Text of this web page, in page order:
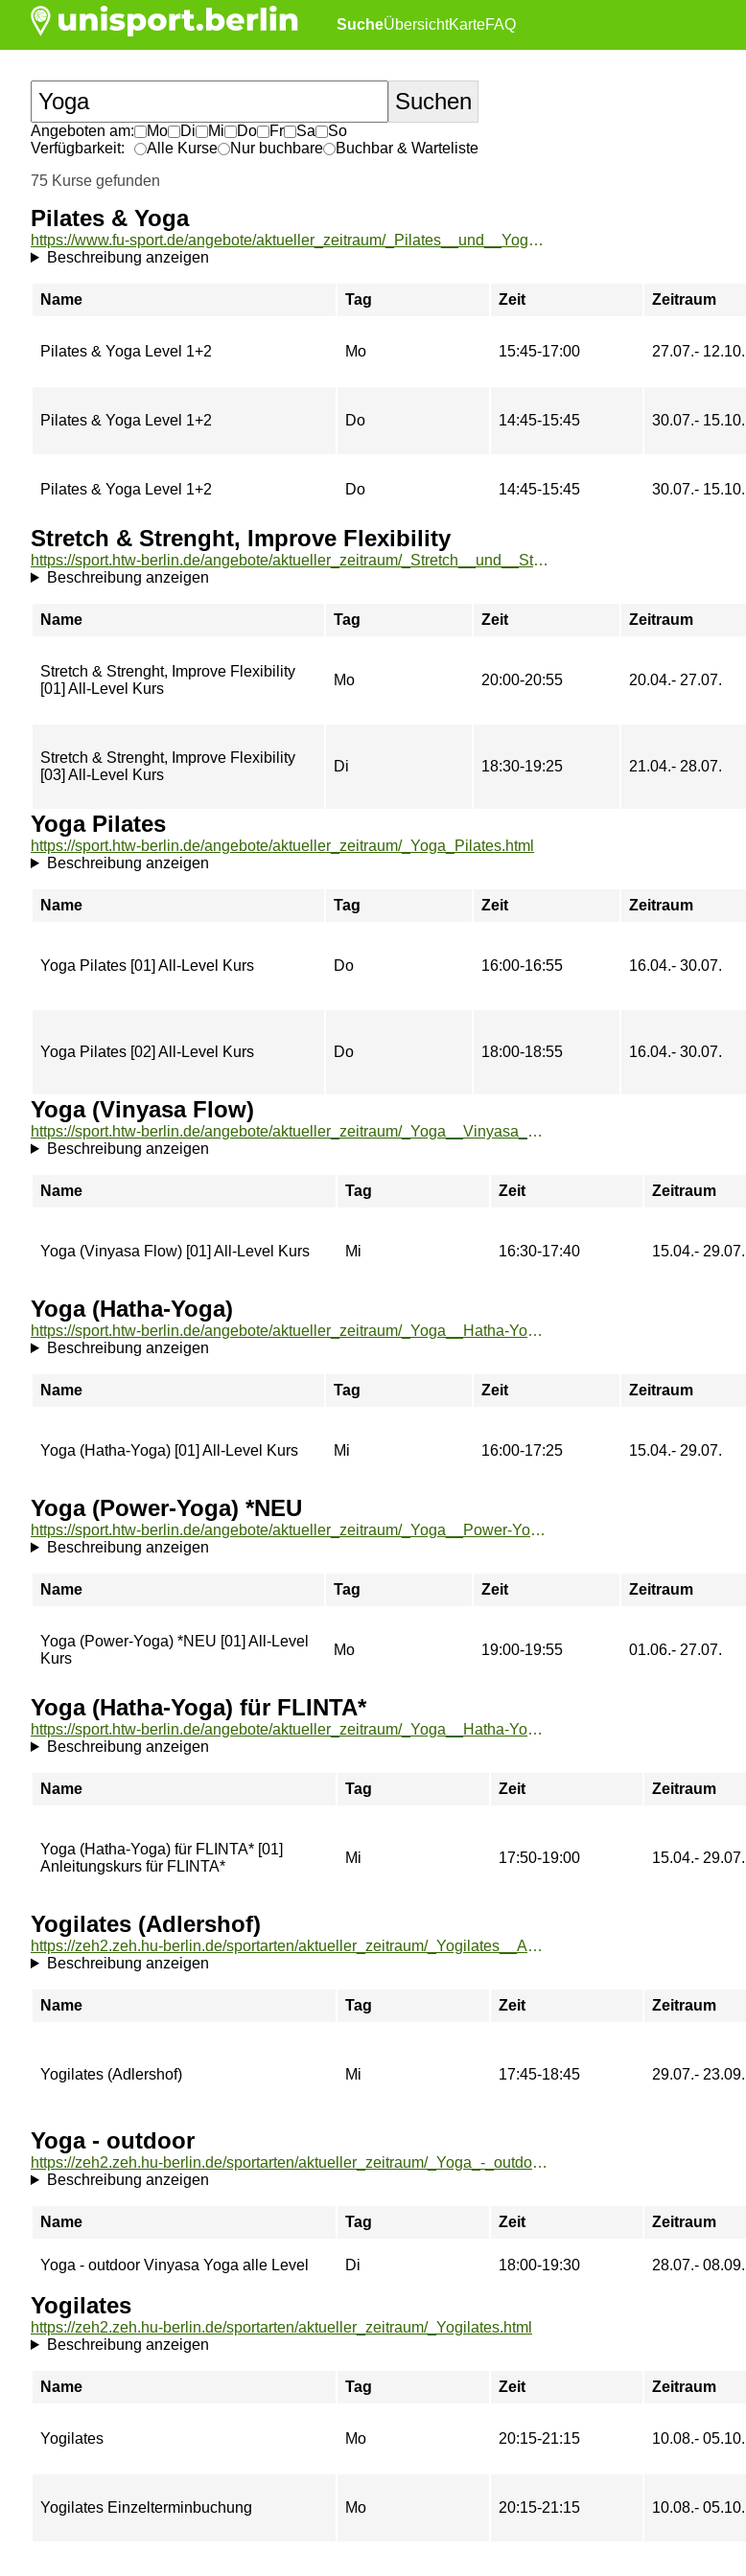
SucheÜbersichtKarteFAQ
Angeboten am: Mo Di Mi Do Fr Sa
So
Verfügbarkeit:
Alle Kurse Nur buchbare
Buchbar & Warteliste
75 Kurse gefunden
Pilates & Yoga
https://www.fu-sport.de/angebote/aktueller_zeitraum/_Pilates__und__Yoga.html
Beschreibung anzeigen
Name Tag Zeit Zeitraum
Pilates & Yoga Level 1+2 Mo 15:45-17:00 27.07.- 12.10.
Pilates & Yoga Level 1+2 Do 14:45-15:45 30.07.- 15.10.
Pilates & Yoga Level 1+2 Do 14:45-15:45 30.07.- 15.10.
Stretch & Strenght, Improve Flexibility
https://sport.htw-berlin.de/angebote/aktueller_zeitraum/_Stretch__und__Strenght__Improve_Flexibility.html
Beschreibung anzeigen
Name Tag Zeit Zeitraum
Stretch & Strenght, Improve Flexibility
[01] All-Level Kurs
Mo 20:00-20:55 20.04.- 27.07.
Stretch & Strenght, Improve Flexibility
[03] All-Level Kurs
Di 18:30-19:25 21.04.- 28.07.
Yoga Pilates
https://sport.htw-berlin.de/angebote/aktueller_zeitraum/_Yoga_Pilates.html
Beschreibung anzeigen
Name Tag Zeit Zeitraum
Yoga Pilates [01] All-Level Kurs Do 16:00-16:55 16.04.- 30.07.
Yoga Pilates [02] All-Level Kurs Do 18:00-18:55 16.04.- 30.07.
Yoga (Vinyasa Flow)
https://sport.htw-berlin.de/angebote/aktueller_zeitraum/_Yoga__Vinyasa_Flow_.html
Beschreibung anzeigen
Name Tag Zeit Zeitraum
Yoga (Vinyasa Flow) [01] All-Level Kurs Mi 16:30-17:40 15.04.- 29.07.
Yoga (Hatha-Yoga)
https://sport.htw-berlin.de/angebote/aktueller_zeitraum/_Yoga__Hatha-Yoga_.html
Beschreibung anzeigen
Name Tag Zeit Zeitraum
Yoga (Hatha-Yoga) [01] All-Level Kurs Mi 16:00-17:25 15.04.- 29.07.
Yoga (Power-Yoga) *NEU
https://sport.htw-berlin.de/angebote/aktueller_zeitraum/_Yoga__Power-Yoga___NEU.html
Beschreibung anzeigen
Name Tag Zeit Zeitraum
Yoga (Power-Yoga) *NEU [01] All-Level
Kurs
Mo 19:00-19:55 01.06.- 27.07.
Yoga (Hatha-Yoga) für FLINTA*
https://sport.htw-berlin.de/angebote/aktueller_zeitraum/_Yoga__Hatha-Yoga__fuer_FLINTA_.html
Beschreibung anzeigen
Name Tag Zeit Zeitraum
Yoga (Hatha-Yoga) für FLINTA* [01]
Anleitungskurs für FLINTA*
Mi 17:50-19:00 15.04.- 29.07.
Yogilates (Adlershof)
https://zeh2.zeh.hu-berlin.de/sportarten/aktueller_zeitraum/_Yogilates__Adlershof_.html
Beschreibung anzeigen
Name Tag Zeit Zeitraum
Yogilates (Adlershof) Mi 17:45-18:45 29.07.- 23.09.
Yoga - outdoor
https://zeh2.zeh.hu-berlin.de/sportarten/aktueller_zeitraum/_Yoga_-_outdoor.html
Beschreibung anzeigen
Name Tag Zeit Zeitraum
Yoga - outdoor Vinyasa Yoga alle Level Di 18:00-19:30 28.07.- 08.09.
Yogilates
https://zeh2.zeh.hu-berlin.de/sportarten/aktueller_zeitraum/_Yogilates.html
Beschreibung anzeigen
Name Tag Zeit Zeitraum
Yogilates Mo 20:15-21:15 10.08.- 05.10.
Yogilates Einzelterminbuchung Mo 20:15-21:15 10.08.- 05.10.